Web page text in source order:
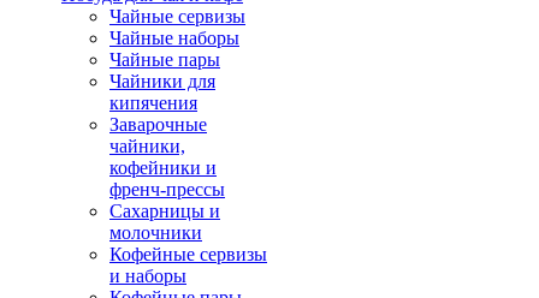
Чайные сервизы
Чайные наборы
Чайные пары
Чайники для
кипячения
Заварочные
чайники,
кофейники и
френч-прессы
Сахарницы и
молочники
Кофейные сервизы
и наборы